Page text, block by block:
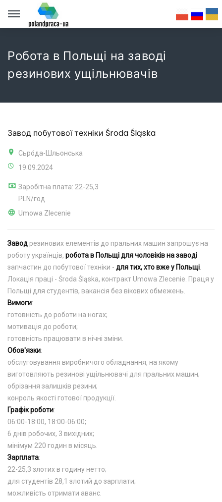
Робота в Польщі на заводі
резинових ущільнювачів
Завод побутової техніки Środa Śląska
Сьро́да-Шльонська
19.09.2024
Заробітна плата: 22-25,3
PLN/год
Umowa Zlecenie
Завод резинових елементів до пральних машин запрошує на
роботу українців, робота в Польщі для чоловіків на заводі
запчастин до побутової техніки - для тих, хто вже у Польщі
Локація праці - Środa Śląska, контракт Umowa Zlecenie. Праця у
Польщі для студентів, вакансія без вікових обмежень.
Вимоги:
готовність до роботи на ногах;
мотивація до роботи;
готовність працювати в нічні зміни.
Обов'язки:
обслуговування виробничого обладнання, на якому
виготовляють резинові ущільнювачі для пральних машин;
обрізання залишків резини;
конроль якості готової продукції.
Графік роботи:
06:00-18:00, 18:00-06:00;
6 днів робочих, 3 вихідних;
мінімум 220 годин в місяць.
Зарплата:
22-25,3 злотих в годину нетто;
для студентів 28,1 злотий до зарплати;
можливість отримати аванс.